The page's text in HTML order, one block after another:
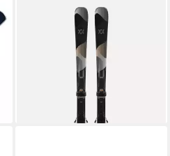
Ski SHINE 78 LOWRIDE + LR
UVP 850,00 €
lieferbar - in 2-3 Werktagen bei dir